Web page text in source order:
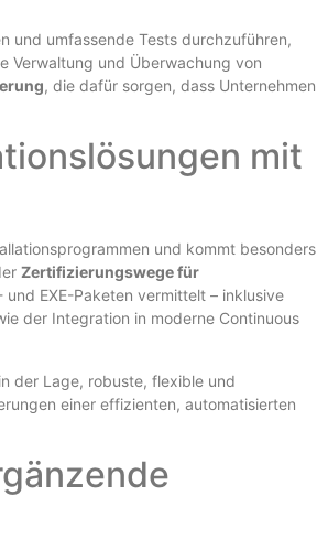
und umfassende Tests durchzuführen,
Verwaltung und Überwachung von
, die dafür sorgen, dass Unternehmen
mit
und kommt besonders
Zertifizierungswege für
EXE-Paketen vermittelt – inklusive
der Integration in moderne Continuous
der Lage, robuste, flexible und
einer effizienten, automatisierten